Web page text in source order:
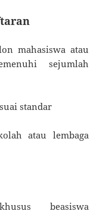
mahasiswa atau
sejumlah
standar
atau lembaga
beasiswa